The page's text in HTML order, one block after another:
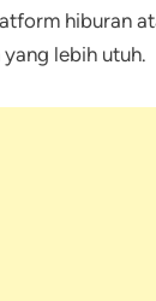
hiburan
lebih utuh.